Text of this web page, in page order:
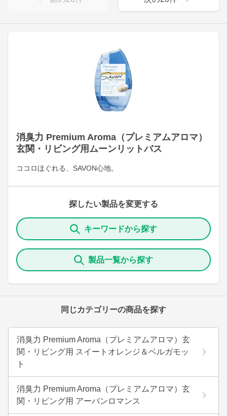
消臭力 Premium Aroma（プレミアムアロマ）
玄関・リビング用ムーンリットバス
ココロほぐれる、SAVON心地。
探したい製品を変更する
キーワードから探す
製品一覧から探す
同じカテゴリーの商品を探す
消臭力 Premium Aroma（プレミアムアロマ）玄
関・リビング用 スイートオレンジ＆ベルガモッ
ト
消臭力 Premium Aroma（プレミアムアロマ）玄
関・リビング用 アーバンロマンス